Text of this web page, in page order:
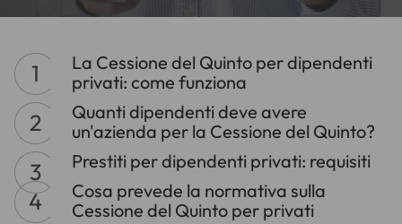
La Cessione del Quinto per dipendenti
privati: come funziona
Quanti dipendenti deve avere
un'azienda per la Cessione del Quinto?
Prestiti per dipendenti privati: requisiti
Cosa prevede la normativa sulla
Cessione del Quinto per privati